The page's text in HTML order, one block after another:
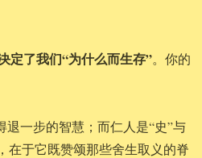
定了我们“为什么而生存”。你的
退一步的智慧；而仁人是“史”与
在于它既赞颂那些舍生取义的脊